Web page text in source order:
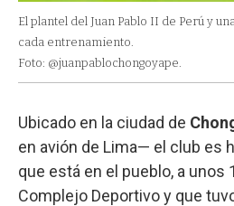
El plantel del Juan Pablo II de Perú y
cada entrenamiento.
Foto: @juanpablochongoyape.
Ubicado en la ciudad de
en avión de Lima— el club es
que está en el pueblo, a unos
Complejo Deportivo y que